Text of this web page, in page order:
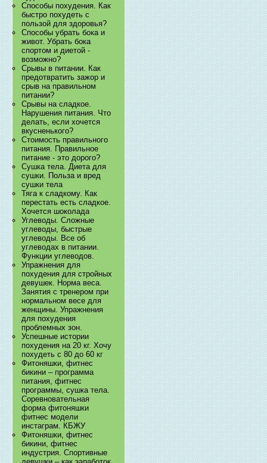
Способы похудения. Как
быстро похудеть с
пользой для здоровья?
Способы убрать бока и
живот. Убрать бока
спортом и диетой -
возможно?
Срывы в питании. Как
предотвратить зажор и
срыв на правильном
питании?
Срывы на сладкое.
Нарушения питания. Что
делать, если хочется
вкусненького?
Стоимость правильного
питания. Правильное
питание - это дорого?
Сушка тела. Диета для
сушки. Польза и вред
сушки тела
Тяга к сладкому. Как
перестать есть сладкое.
Хочется шоколада
Углеводы. Сложные
углеводы, быстрые
углеводы. Все об
углеводах в питании.
Функции углеводов.
Упражнения для
похудения для стройных
девушек. Норма веса.
Занятия с тренером при
нормальном весе для
женщины. Упражнения
для похудения
проблемных зон.
Успешные истории
похудения на 20 кг. Хочу
похудеть с 80 до 60 кг
Фитоняшки, фитнес
бикини – программа
питания, фитнес
программы, сушка тела.
Соревновательная
форма фитоняшки
фитнес модели
инстаграм. КБЖУ
Фитоняшки, фитнес
бикини, фитнес
индустрия. Спортивные